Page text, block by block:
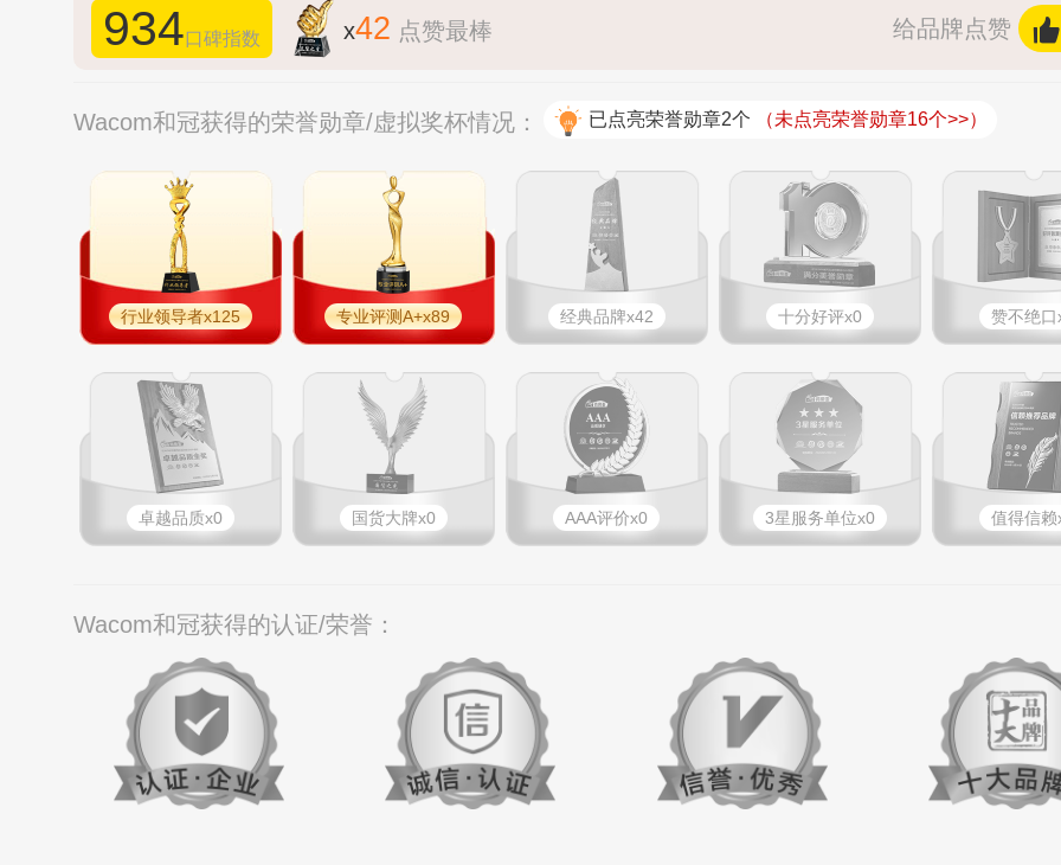
934口碑指数 x42 点赞最棒 给品牌点赞
Wacom和冠获得的荣誉勋章/虚拟奖杯情况： 已点亮荣誉勋章2个 （未点亮荣誉勋章16个>>）
行业领导者x125 专业评测A+x89 经典品牌x42 十分好评x0 赞不绝口
卓越品质x0 国货大牌x0 AAA评价x0 3星服务单位x0 值得信赖
Wacom和冠获得的认证/荣誉：